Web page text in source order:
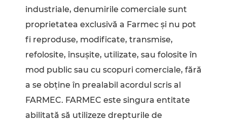
industriale, denumirile comerciale sunt
proprietatea exclusivă a Farmec şi nu pot
fi reproduse, modificate, transmise,
refolosite, însuşite, utilizate, sau folosite în
mod public sau cu scopuri comerciale, fără
a se obţine în prealabil acordul scris al
FARMEC. FARMEC este singura entitate
abilitată să utilizeze drepturile de